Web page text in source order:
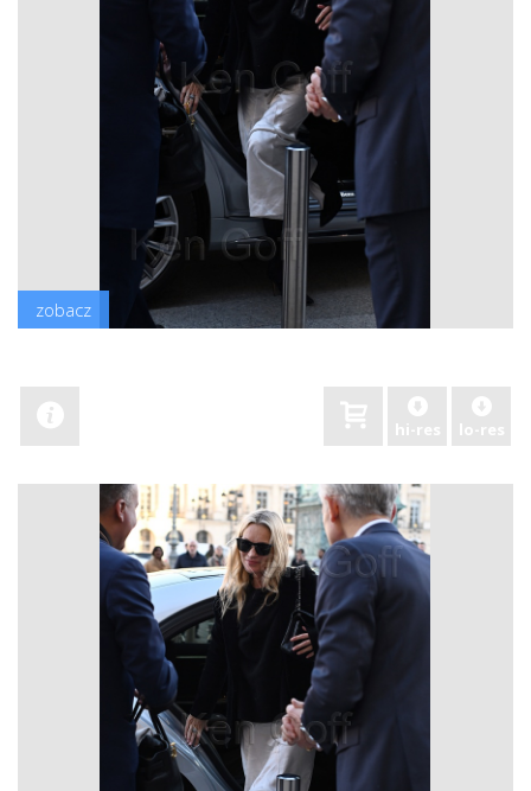
zobacz
hi-res lo-res